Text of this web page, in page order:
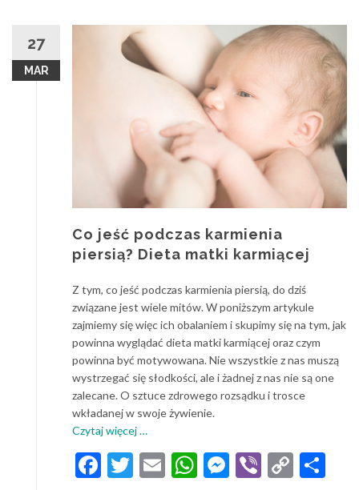
27
MAR
Co jeść podczas karmienia
piersią? Dieta matki karmiącej
Z tym, co jeść podczas karmienia piersią, do dziś
związane jest wiele mitów. W poniższym artykule
zajmiemy się więc ich obalaniem i skupimy się na tym, jak
powinna wyglądać dieta matki karmiącej oraz czym
powinna być motywowana. Nie wszystkie z nas muszą
wystrzegać się słodkości, ale i żadnej z nas nie są one
zalecane. O sztuce zdrowego rozsądku i trosce
wkładanej w swoje żywienie.
Czytaj więcej
jeść
podczas
…
Facebook
Twitter
EmailWhatsApp
Messenger
Viber
Copy